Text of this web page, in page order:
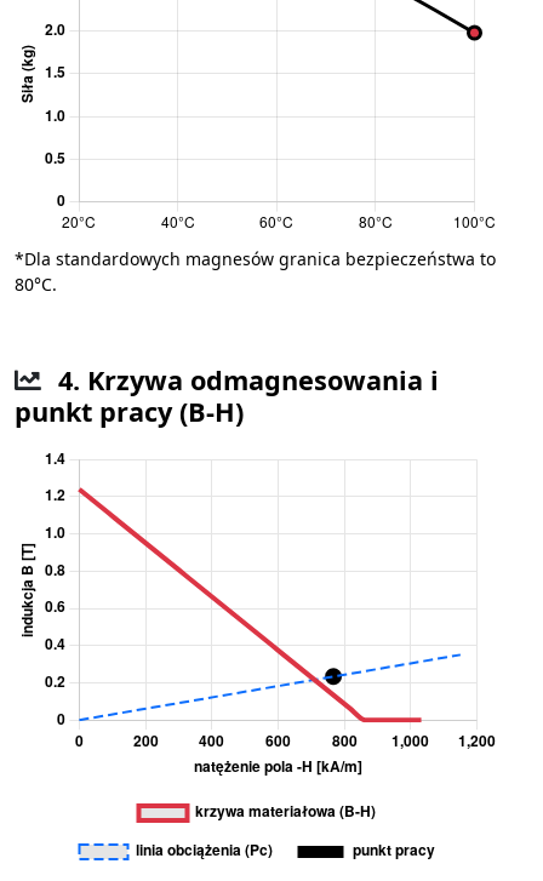
*Dla standardowych magnesów granica bezpieczeństwa to
80°C.
4. Krzywa odmagnesowania i
punkt pracy (B-H)